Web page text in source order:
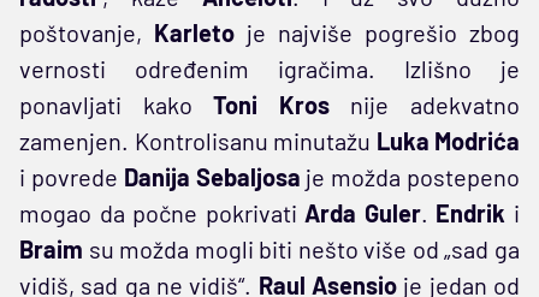
poštovanje, Karleto je najviše pogrešio zbog
vernosti određenim igračima. Izlišno je
ponavljati kakoToni Krosnije adekvatno
zamenjen. Kontrolisanu minutažu Luka Modrića
i povrede Danija Sebaljosa je možda postepeno
mogao da počne pokrivati Arda Guler. Endrik i
Braim su možda mogli biti nešto više od „sad ga
vidiš, sad ga ne vidiš“. Raul Asensio je jedan od